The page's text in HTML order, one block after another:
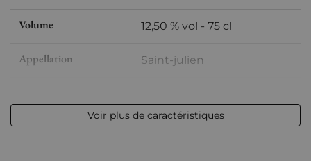
Volume 12,50 % vol - 75 cl
Appellation Saint-julien
Etiquette Légèrement tachée
Voir plus de caractéristiques